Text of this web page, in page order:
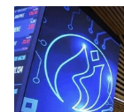
görmeye
koduyla Borsa